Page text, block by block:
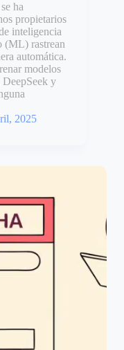
ha
propietarios
inteligencia
(ML) rastrean
automática.
modelos
y
2025